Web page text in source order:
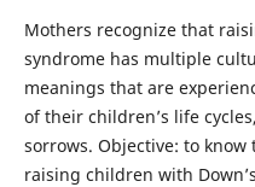
Mothers recognize that
syndrome has multiple
meanings that are
of their children’s life
sorrows. Objective: to
raising children with